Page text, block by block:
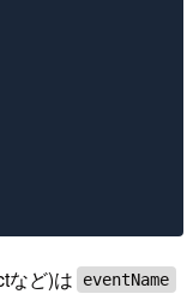
など)は eventName